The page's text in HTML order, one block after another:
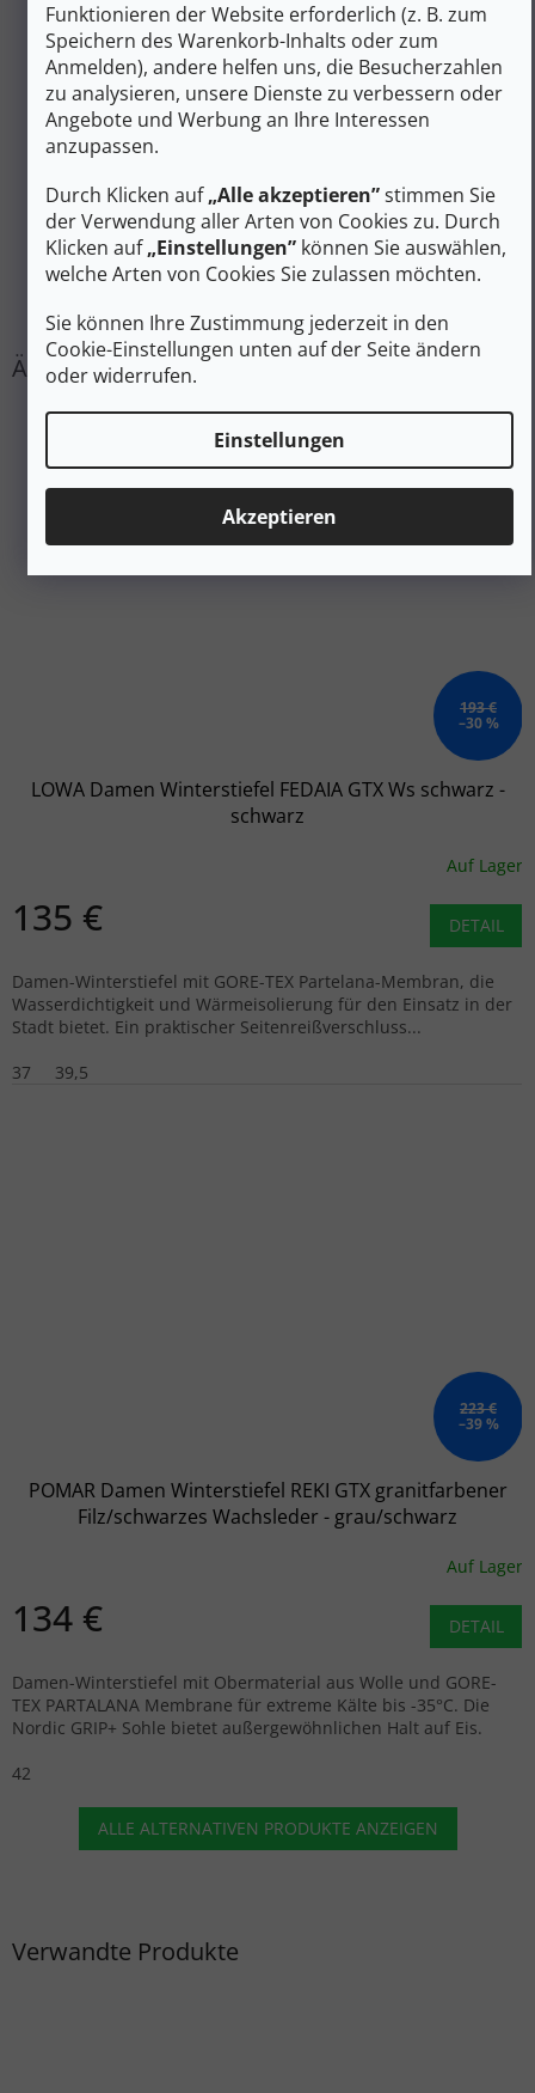
Funktionieren der Website erforderlich (z. B. zum
Speichern des Warenkorb-Inhalts oder zum
Anmelden), andere helfen uns, die Besucherzahlen
zu analysieren, unsere Dienste zu verbessern oder
Angebote und Werbung an Ihre Interessen
anzupassen.
Durch Klicken auf„Alle akzeptieren”stimmen Sie
der Verwendung aller Arten von Cookies zu. Durch
Klicken auf„Einstellungen” können Sie auswählen,
welche Arten von Cookies Sie zulassen möchten.
Sie können Ihre Zustimmung jederzeit in den
Cookie-Einstellungen unten auf der Seite ändern
oder widerrufen.
Einstellungen
Akzeptieren
Verwandte Produkte
Konstruktion
Einlegesohle
(Innensohle):
Herausnehmbares EVA mit
Microfleece-Beschichtung
Dämpfender Schaumstoff
in der Zwischensohle:
Gummi mit EVA-Einsätzen
Verstärkung:
Einzige
Rutsch-Muster
Technologie:
OutDry
Geländetauglichkeit
Stadt, leichtes Terrain,
Schnee
193 €
–30 %
LOWA Damen Winterstiefel FEDAIA GTX Ws schwarz -
schwarz
Auf Lager
135 € DETAIL
Damen-Winterstiefel mit GORE-TEX Partelana-Membran, die
Wasserdichtigkeit und Wärmeisolierung für den Einsatz in der
Stadt bietet. Ein praktischer Seitenreißverschluss...
37
39,5
223 €
–39 %
POMAR Damen Winterstiefel REKI GTX granitfarbener
Filz/schwarzes Wachsleder - grau/schwarz
Auf Lager
134 € DETAIL
Damen-Winterstiefel mit Obermaterial aus Wolle und GORE-
TEX PARTALANA Membrane für extreme Kälte bis -35°C. Die
Nordic GRIP+ Sohle bietet außergewöhnlichen Halt auf Eis.
42
ALLE ALTERNATIVEN PRODUKTE ANZEIGEN